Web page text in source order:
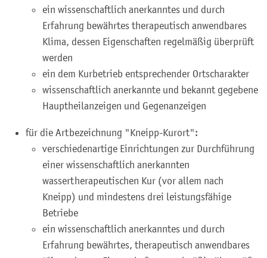
ein wissenschaftlich anerkanntes und durch
Erfahrung bewährtes therapeutisch anwendbares
Klima, dessen Eigenschaften regelmäßig überprüft
werden
ein dem Kurbetrieb entsprechender Ortscharakter
wissenschaftlich anerkannte und bekannt gegebene
Hauptheilanzeigen und Gegenanzeigen
für die Artbezeichnung "Kneipp-Kurort":
verschiedenartige Einrichtungen zur Durchführung
einer wissenschaftlich anerkannten
wassertherapeutischen Kur (vor allem nach
Kneipp) und mindestens drei leistungsfähige
Betriebe
ein wissenschaftlich anerkanntes und durch
Erfahrung bewährtes, therapeutisch anwendbares